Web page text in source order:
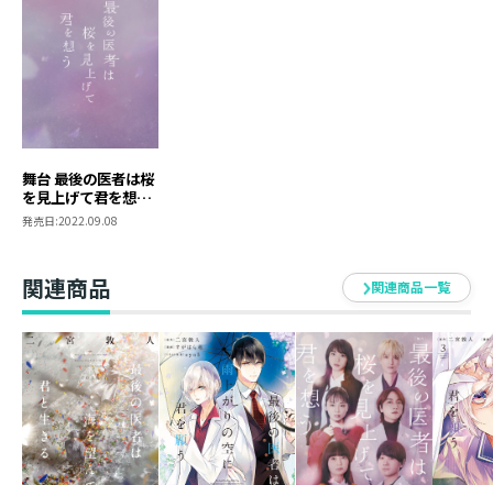
一人は平凡な医者の音山春夫（鳥越裕貴）。二人ほどの
信念はないが、患者と一緒に悩み、迷い、寄り添う。
この三人を時に支え、時に自らの野心を燃やすのが神宮
寺千佳（本西彩希帆）という看護師である。
神宮寺は福原の元彼女で、今は福原の指示で桐子を見張
るべく助手をしている。
この医者たちの信念が「とある会社員の死」「とある女
子大生の死」「とある医者の死」を通して語られてい
く。
体裁 ： A4縦
発行元 ： TOブックス
舞台 最後の医者は桜
を見上げて君を想う
公演パンフレット
発売日:2022.09.08
関連商品 関連商品一覧